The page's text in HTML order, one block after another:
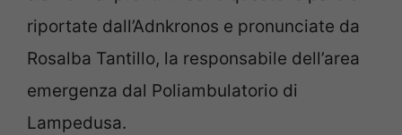
riportate dall’Adnkronos e pronunciate da
Rosalba Tantillo, la responsabile dell’area
emergenza dal Poliambulatorio di
Lampedusa.